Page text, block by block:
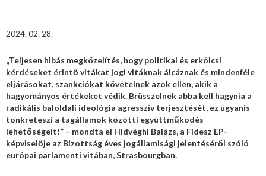
2024. 02. 28.
„Teljesen hibás megközelítés, hogy politikai és erkölcsi
kérdéseket érintő vitákat jogi vitáknak álcáznak és mindenféle
eljárásokat, szankciókat követelnek azok ellen, akik a
hagyományos értékeket védik. Brüsszelnek abba kell hagynia a
radikális baloldali ideológia agresszív terjesztését, ez ugyanis
tönkreteszi a tagállamok közötti együttműködés
lehetőségeit!” – mondta el Hidvéghi Balázs, a Fidesz EP-
képviselője az Bizottság éves jogállamisági jelentéséről szóló
európai parlamenti vitában, Strasbourgban.